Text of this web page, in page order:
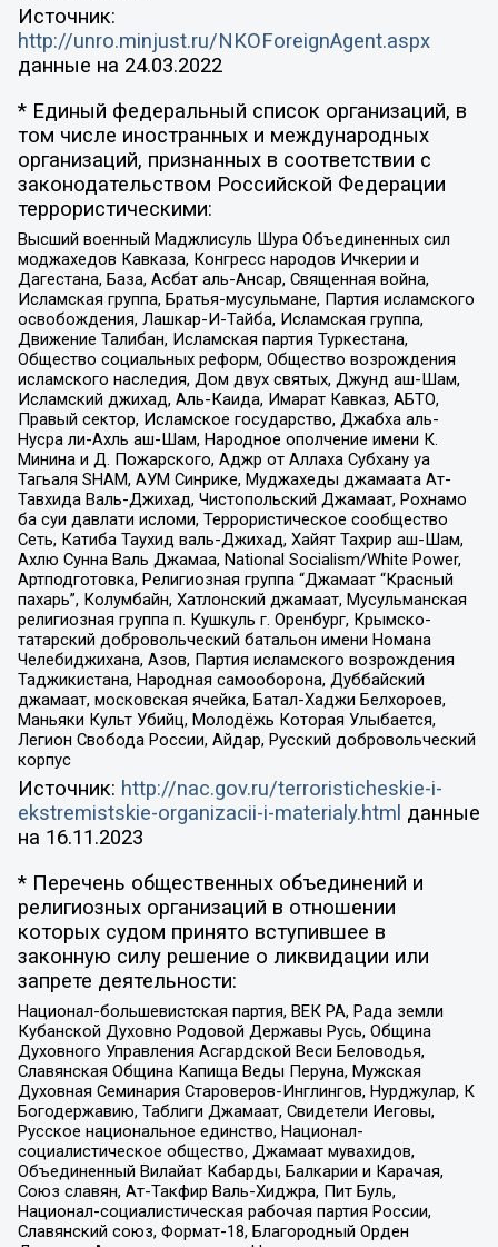
Источник:
http://unro.minjust.ru/NKOForeignAgent.aspx
данные на 24.03.2022
* Единый федеральный список организаций, в
том числе иностранных и международных
организаций, признанных в соответствии с
законодательством Российской Федерации
террористическими:
Высший военный Маджлисуль Шура Объединенных сил
моджахедов Кавказа, Конгресс народов Ичкерии и
Дагестана, База, Асбат аль-Ансар, Священная война,
Исламская группа, Братья-мусульмане, Партия исламского
освобождения, Лашкар-И-Тайба, Исламская группа,
Движение Талибан, Исламская партия Туркестана,
Общество социальных реформ, Общество возрождения
исламского наследия, Дом двух святых, Джунд аш-Шам,
Исламский джихад, Аль-Каида, Имарат Кавказ, АБТО,
Правый сектор, Исламское государство, Джабха аль-
Нусра ли-Ахль аш-Шам, Народное ополчение имени К.
Минина и Д. Пожарского, Аджр от Аллаха Субхану уа
Тагьаля SHAM, АУМ Синрике, Муджахеды джамаата Ат-
Тавхида Валь-Джихад, Чистопольский Джамаат, Рохнамо
ба суи давлати исломи, Террористическое сообщество
Сеть, Катиба Таухид валь-Джихад, Хайят Тахрир аш-Шам,
Ахлю Сунна Валь Джамаа, National Socialism/White Power,
Артподготовка, Религиозная группа “Джамаат “Красный
пахарь”, Колумбайн, Хатлонский джамаат, Мусульманская
религиозная группа п. Кушкуль г. Оренбург, Крымско-
татарский добровольческий батальон имени Номана
Челебиджихана, Азов, Партия исламского возрождения
Таджикистана, Народная самооборона, Дуббайский
джамаат, московская ячейка, Батал-Хаджи Белхороев,
Маньяки Культ Убийц, Молодёжь Которая Улыбается,
Легион Свобода России, Айдар, Русский добровольческий
корпус
Источник: http://nac.gov.ru/terroristicheskie-i-
ekstremistskie-organizacii-i-materialy.html данные
на 16.11.2023
* Перечень общественных объединений и
религиозных организаций в отношении
которых судом принято вступившее в
законную силу решение о ликвидации или
запрете деятельности:
Национал-большевистская партия, ВЕК РА, Рада земли
Кубанской Духовно Родовой Державы Русь, Община
Духовного Управления Асгардской Веси Беловодья,
Славянская Община Капища Веды Перуна, Мужская
Духовная Семинария Староверов-Инглингов, Нурджулар, К
Богодержавию, Таблиги Джамаат, Свидетели Иеговы,
Русское национальное единство, Национал-
социалистическое общество, Джамаат мувахидов,
Объединенный Вилайат Кабарды, Балкарии и Карачая,
Союз славян, Ат-Такфир Валь-Хиджра, Пит Буль,
Национал-социалистическая рабочая партия России,
Славянский союз, Формат-18, Благородный Орден